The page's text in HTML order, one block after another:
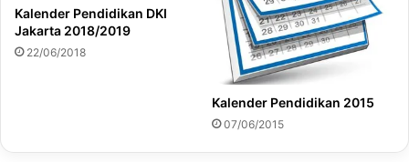
Kalender Pendidikan DKI
Jakarta 2018/2019
22/06/2018
Kalender Pendidikan 2015
07/06/2015